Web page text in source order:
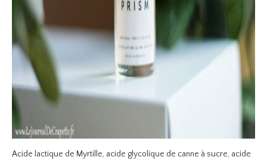
Acide lactique de Myrtille, acide glycolique de canne à sucre, acide